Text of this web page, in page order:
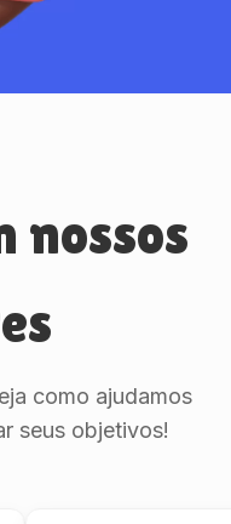
nossos
como ajudamos
seus objetivos!